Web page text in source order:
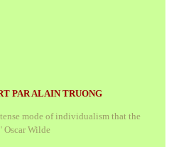
PAR ALAIN TRUONG
mode of individualism that the
Oscar Wilde